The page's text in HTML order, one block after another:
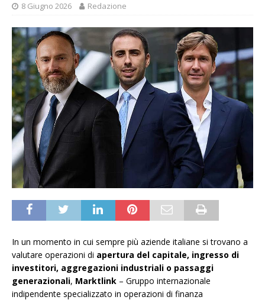
8 Giugno 2026 Redazione
In un momento in cui sempre più aziende italiane si trovano a
valutare operazioni di apertura del capitale, ingresso di
investitori, aggregazioni industriali o passaggi
generazionali, Marktlink – Gruppo internazionale
indipendente specializzato in operazioni di finanza